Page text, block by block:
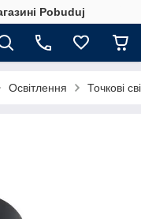
Pobuduj
Освітлення Точкові